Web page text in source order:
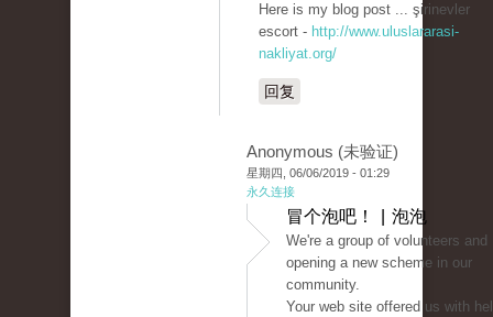
Here is my blog post ... şirinevler
escort - http://www.uluslararasi-
nakliyat.org/
回复
Anonymous (未验证)
星期四, 06/06/2019 - 01:29
永久连接
冒个泡吧！ | 泡泡
We're a group of volunteers and
opening a new scheme in our
community.
Your web site offered us with